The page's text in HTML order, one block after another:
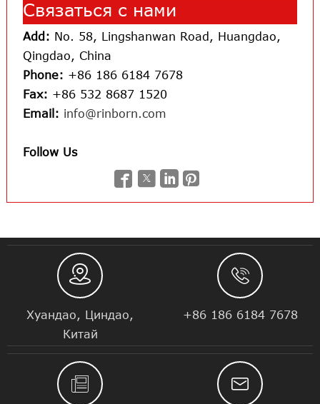
Связаться с нами
Add: No. 58, Lingshanwan Road, Huangdao,
Qingdao, China
Phone: +86 186 6184 7678
Fax: +86 532 8687 1520
Email: info@rinborn.com
Follow Us
   

Хуандао, Циндао,
Китай

+86 186 6184 7678
 